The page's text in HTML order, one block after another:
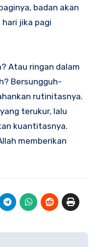
badan akan
jika pagi
Atau ringan dalam
Bersungguh-
rutinitasnya.
terukur, lalu
kuantitasnya.
memberikan